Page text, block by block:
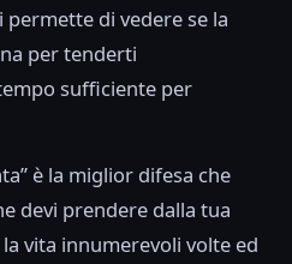
di vedere se la
per tenderti
sufficiente per
è la miglior difesa che
devi prendere dalla tua
vita innumerevoli volte ed